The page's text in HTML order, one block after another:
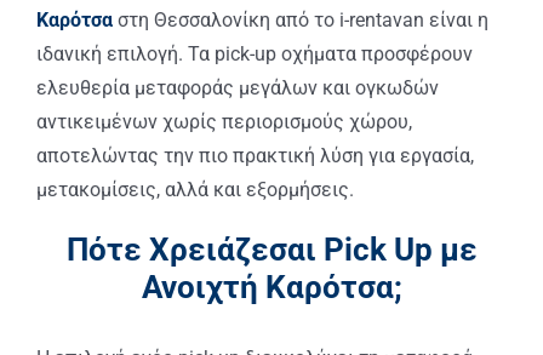
Καρότσα στη Θεσσαλονίκη από το i-rentavan είναι η
ιδανική επιλογή. Τα pick-up οχήματα προσφέρουν
ελευθερία μεταφοράς μεγάλων και ογκωδών
αντικειμένων χωρίς περιορισμούς χώρου,
αποτελώντας την πιο πρακτική λύση για εργασία,
μετακομίσεις, αλλά και εξορμήσεις.
Πότε Χρειάζεσαι Pick Up με
Ανοιχτή Καρότσα;